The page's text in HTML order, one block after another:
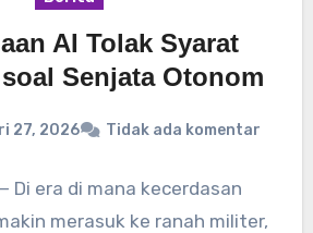
AI Tolak Syarat
Senjata Otonom
27, 2026 Tidak ada komentar
Di era di mana kecerdasan
merasuk ke ranah militer,